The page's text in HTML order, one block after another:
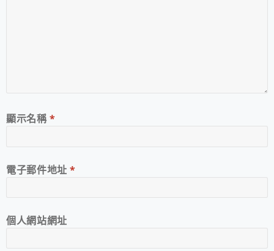
顯示名稱*
電子郵件地址*
個人網站網址